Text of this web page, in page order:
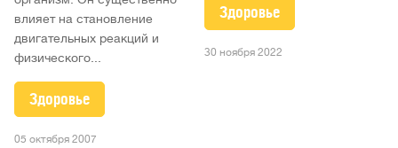
влияет на становление
двигательных реакций и
физического...
Здоровье
05 октября 2007
Здоровье
30 ноября 2022